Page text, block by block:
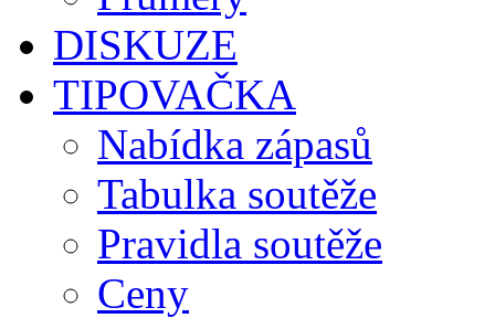
DISKUZE
TIPOVAČKA
Nabídka zápasů
Tabulka soutěže
Pravidla soutěže
Ceny